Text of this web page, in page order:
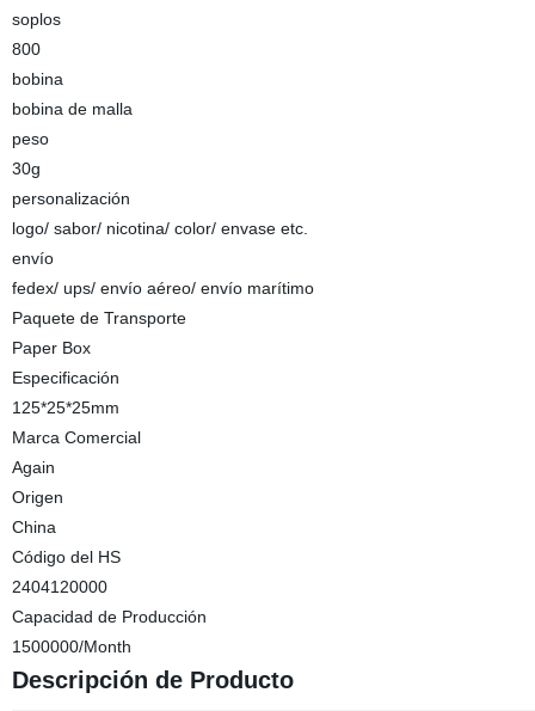
soplos
800
bobina
bobina de malla
peso
30g
personalización
logo/ sabor/ nicotina/ color/ envase etc.
envío
fedex/ ups/ envío aéreo/ envío marítimo
Paquete de Transporte
Paper Box
Especificación
125*25*25mm
Marca Comercial
Again
Origen
China
Código del HS
2404120000
Capacidad de Producción
1500000/Month
Descripción de Producto